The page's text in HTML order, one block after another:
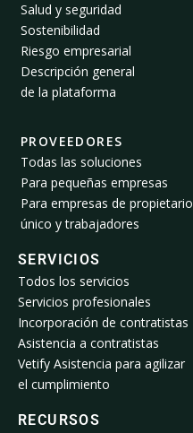
Salud y seguridad
Sostenibilidad
Riesgo empresarial
Descripción general
de la plataforma
PROVEEDORES
Todas las soluciones
Para pequeñas empresas
Para empresas de propietario
único y trabajadores
SERVICIOS
Todos los servicios
Servicios profesionales
Incorporación de contratistas
Asistencia a contratistas
Vetify Asistencia para agilizar
el cumplimiento
RECURSOS